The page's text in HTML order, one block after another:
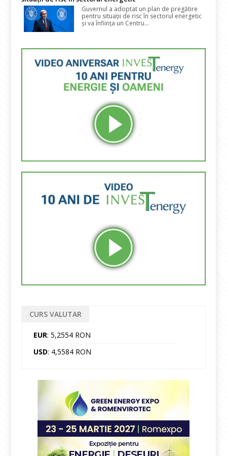
Guvernul a adoptat un plan de pregătire
pentru situații de risc în sectorul energetic
și va înființa un Centru...
CURS VALUTAR
EUR: 5,2554 RON
USD: 4,5584 RON